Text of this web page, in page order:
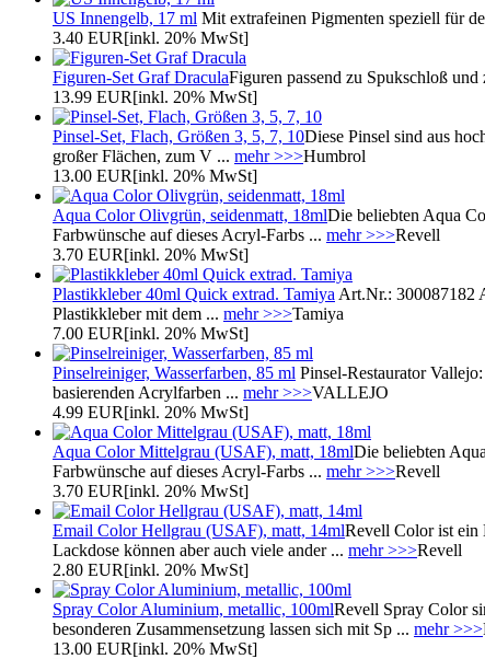
US Innengelb, 17 ml Mit extrafeinen Pigmenten speziell für
3.40 EUR[inkl. 20% MwSt]
Figuren-Set Graf DraculaFiguren passend zu Spukschloß
13.99 EUR[inkl. 20% MwSt]
Pinsel-Set, Flach, Größen 3, 5, 7, 10Diese Pinsel sind aus
großer Flächen, zum V ... mehr >>>Humbrol
13.00 EUR[inkl. 20% MwSt]
Aqua Color Olivgrün, seidenmatt, 18mlDie beliebten Aqua
Farbwünsche auf dieses Acryl-Farbs ... mehr >>>Revell
3.70 EUR[inkl. 20% MwSt]
Plastikkleber 40ml Quick extrad. Tamiya Art.Nr.: 300087182
Plastikkleber mit dem ... mehr >>>Tamiya
7.00 EUR[inkl. 20% MwSt]
Pinselreiniger, Wasserfarben, 85 ml Pinsel-Restaurator
basierenden Acrylfarben ... mehr >>>VALLEJO
4.99 EUR[inkl. 20% MwSt]
Aqua Color Mittelgrau (USAF), matt, 18mlDie beliebten
Farbwünsche auf dieses Acryl-Farbs ... mehr >>>Revell
3.70 EUR[inkl. 20% MwSt]
Email Color Hellgrau (USAF), matt, 14mlRevell Color ist ein
Lackdose können aber auch viele ander ... mehr >>>Revell
2.80 EUR[inkl. 20% MwSt]
Spray Color Aluminium, metallic, 100mlRevell Spray Color
besonderen Zusammensetzung lassen sich mit Sp ... mehr >>>
13.00 EUR[inkl. 20% MwSt]